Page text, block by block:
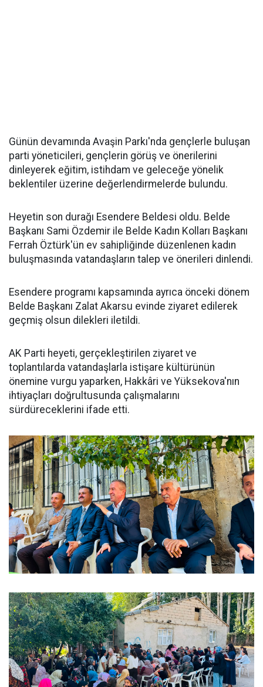
Günün devamında Avaşin Parkı'nda gençlerle buluşan
parti yöneticileri, gençlerin görüş ve önerilerini
dinleyerek eğitim, istihdam ve geleceğe yönelik
beklentiler üzerine değerlendirmelerde bulundu.
Heyetin son durağı Esendere Beldesi oldu. Belde
Başkanı Sami Özdemir ile Belde Kadın Kolları Başkanı
Ferrah Öztürk'ün ev sahipliğinde düzenlenen kadın
buluşmasında vatandaşların talep ve önerileri dinlendi.
Esendere programı kapsamında ayrıca önceki dönem
Belde Başkanı Zalat Akarsu evinde ziyaret edilerek
geçmiş olsun dilekleri iletildi.
AK Parti heyeti, gerçekleştirilen ziyaret ve
toplantılarda vatandaşlarla istişare kültürünün
önemine vurgu yaparken, Hakkâri ve Yüksekova'nın
ihtiyaçları doğrultusunda çalışmalarını
sürdüreceklerini ifade etti.